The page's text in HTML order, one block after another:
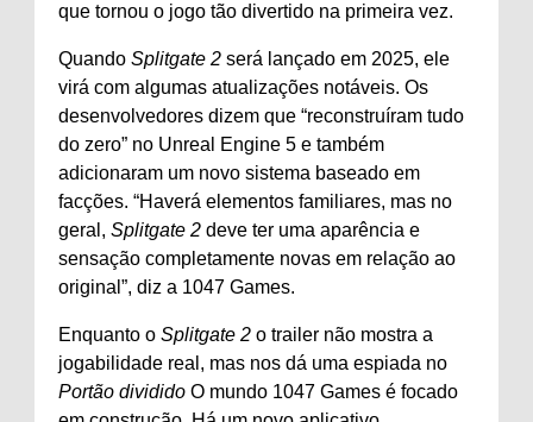
que tornou o jogo tão divertido na primeira vez.
Quando Splitgate 2 será lançado em 2025, ele
virá com algumas atualizações notáveis. Os
desenvolvedores dizem que “reconstruíram tudo
do zero” no Unreal Engine 5 e também
adicionaram um novo sistema baseado em
facções. “Haverá elementos familiares, mas no
geral, Splitgate 2 deve ter uma aparência e
sensação completamente novas em relação ao
original”, diz a 1047 Games.
Enquanto o Splitgate 2 o trailer não mostra a
jogabilidade real, mas nos dá uma espiada no
Portão dividido O mundo 1047 Games é focado